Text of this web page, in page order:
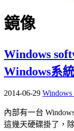
鏡像
Windows
Windows系統
2014-06-29 Windows
內部有一台
這幾天硬碟掛了，